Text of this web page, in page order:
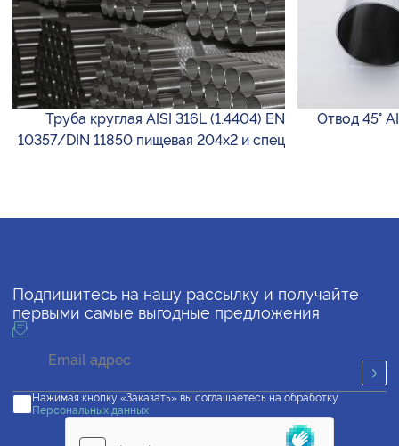
Труба круглая AISI 316L (1.4404) EN
10357/DIN 11850 пищевая 204х2 и спец
Отвод 45°
Подпишитесь на нашу рассылку и получайте
первыми самые выгодные предложения
Нажимая кнопку «Заказать» вы соглашаетесь на обработку
Персональных данных